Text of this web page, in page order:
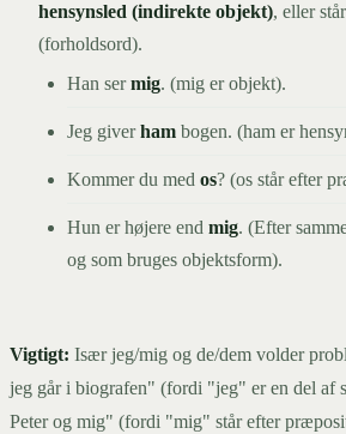
hensynsled (indirekte objekt), eller står
(forholdsord).
Han sermig. (mig er objekt).
Jeg giverham bogen. (ham er
Kommer du med os? (os står efter
Hun er højere end mig. (Efter
og som bruges objektsform).
Vigtigt: Især jeg/mig og de/dem volder
jeg går i biografen" (fordi "jeg" er en del af
Peter og mig" (fordi "mig" står efter